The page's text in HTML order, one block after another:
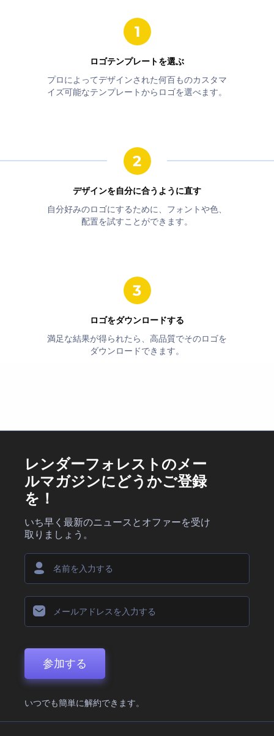
ロゴテンプレートを選ぶ
プロによってデザインされた何百ものカスタマ
イズ可能なテンプレートからロゴを選べます。
デザインを自分に合うように直す
自分好みのロゴにするために、フォントや色、
配置を試すことができます。
ロゴをダウンロードする
満足な結果が得られたら、高品質でそのロゴを
ダウンロードできます。
レンダーフォレストのメー
ルマガジンにどうかご登録
を！
いち早く最新のニュースとオファーを受け
取りましょう。
参加する
いつでも簡単に解約できます。